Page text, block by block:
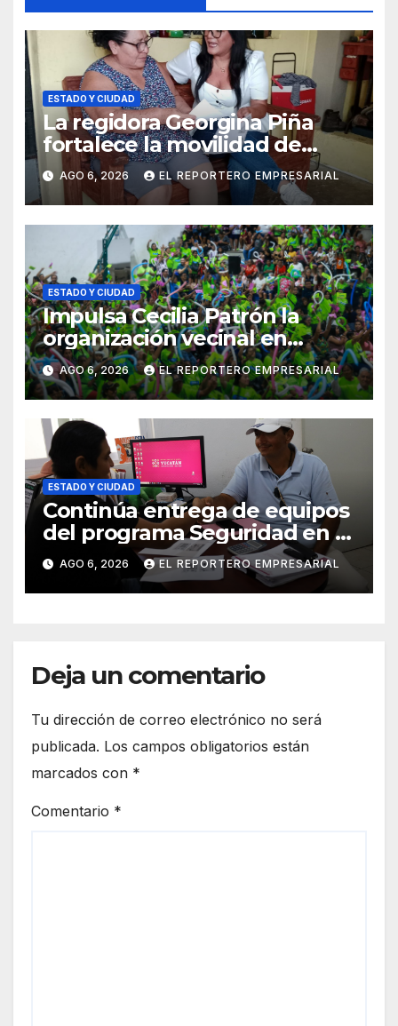
ESTADO Y CIUDAD
La regidora Georgina Piña
fortalece la movilidad de
adultos mayores con la
entrega de aparatos
ortopédicos
AGO 6, 2026 EL REPORTERO EMPRESARIAL
ESTADO Y CIUDAD
Impulsa Cecilia Patrón la
organización vecinal en
Mérida y suma a comités de
vigilancia en la prevención
social del delito
AGO 6, 2026 EL REPORTERO EMPRESARIAL
ESTADO Y CIUDAD
Continúa entrega de equipos
del programa Seguridad en el
Mar
AGO 6, 2026 EL REPORTERO EMPRESARIAL
Deja un comentario
Tu dirección de correo electrónico no será
publicada. Los campos obligatorios están
marcados con *
Comentario *